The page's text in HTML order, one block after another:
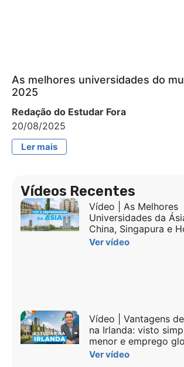
As melhores universidades do
2025
Redação do Estudar Fora
20/08/2025
Ler mais
Vídeos Recentes
Vídeo | As Melhores
Universidades da
China, Singapura e
Ver vídeo
Vídeo | Vantagens
na Irlanda: visto
menor e emprego
Ver vídeo